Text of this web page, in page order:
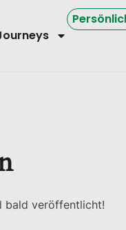
bald veröffentlicht!